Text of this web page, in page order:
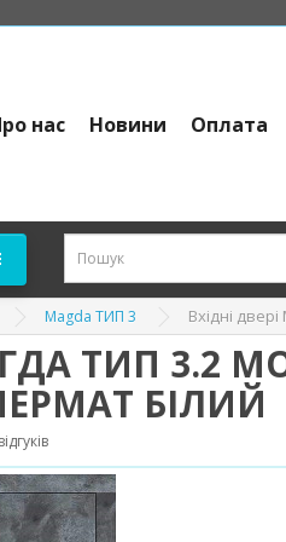
нас Новини Оплата
Magda ТИП 3 Вхідні
ТИП 3.2
БІЛИЙ